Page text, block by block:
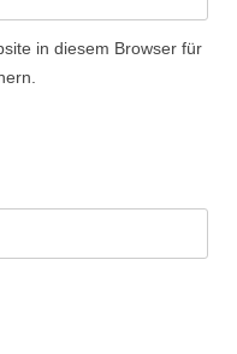
in diesem Browser für